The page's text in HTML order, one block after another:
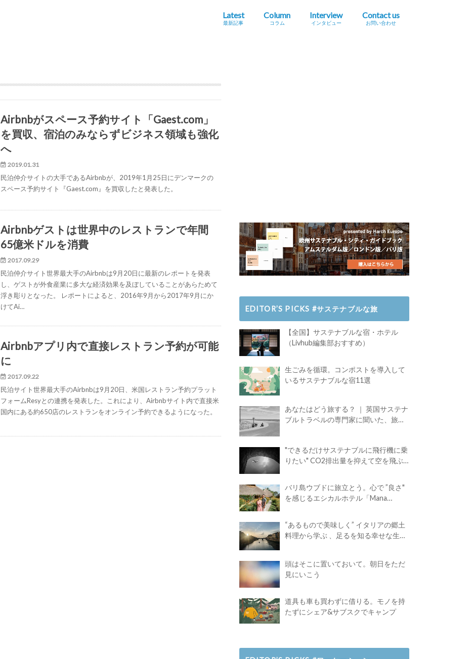
Latest
最新記事
Column
コラム
Interview
インタビュー
Contact us
お問い合わせ
Airbnbがスペース予約サイト「Gaest.com」
を買収、宿泊のみならずビジネス領域も強化
へ
2019.01.31
民泊仲介サイトの大手であるAirbnbが、2019年1月25日にデンマークの
スペース予約サイト『Gaest.com』を買収したと発表した。
Airbnbゲストは世界中のレストランで年間
65億米ドルを消費
2017.09.29
民泊仲介サイト世界最大手のAirbnbは9月20日に最新のレポートを発表
し、ゲストが外食産業に多大な経済効果を及ぼしていることがあらためて
浮き彫りとなった。 レポートによると、2016年9月から2017年9月にか
けてAi…
Airbnbアプリ内で直接レストラン予約が可能
に
2017.09.22
民泊サイト世界最大手のAirbnbは9月20日、米国レストラン予約プラット
フォームResyとの連携を発表した。これにより、Airbnbサイト内で直接米
国内にある約650店のレストランをオンライン予約できるようになった。
EDITOR’S PICKS #サステナブルな旅
【全国】サステナブルな宿・ホテル
（Livhub編集部おすすめ）
生ごみを循環。コンポストを導入して
いるサステナブルな宿11選
あなたはどう旅する？ ｜ 英国サステナ
ブルトラベルの専門家に聞いた、旅の
"できるだけサステナブルに飛行機に乗
りたい" CO2排出量を抑えて空を飛ぶ
バリ島ウブドに旅立とう。心で ”良さ"
を感じるエシカルホテル「Mana
“あるもので美味しく” イタリアの郷土
料理から学ぶ 、足るを知る幸せな生き
頭はそこに置いておいて。朝日をただ
見にいこう
道具も車も買わずに借りる。モノを持
たずにシェア&サブスクでキャンプ